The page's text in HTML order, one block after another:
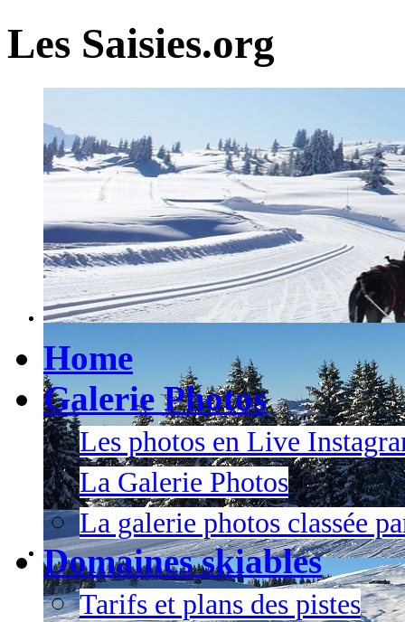
Les Saisies.org
Home
Galerie Photos
Les photos en Live
La Galerie Photos
La galerie photos classée
Domaines skiables
Tarifs et plans des pistes